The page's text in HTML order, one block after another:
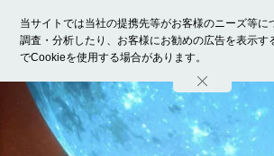
当サイトでは当社の提携先等がお客様のニーズ等に
調査・分析したり、お客様にお勧めの広告を表示す
でCookieを使用する場合があります。
ホーム モデル募集 ランキング フ